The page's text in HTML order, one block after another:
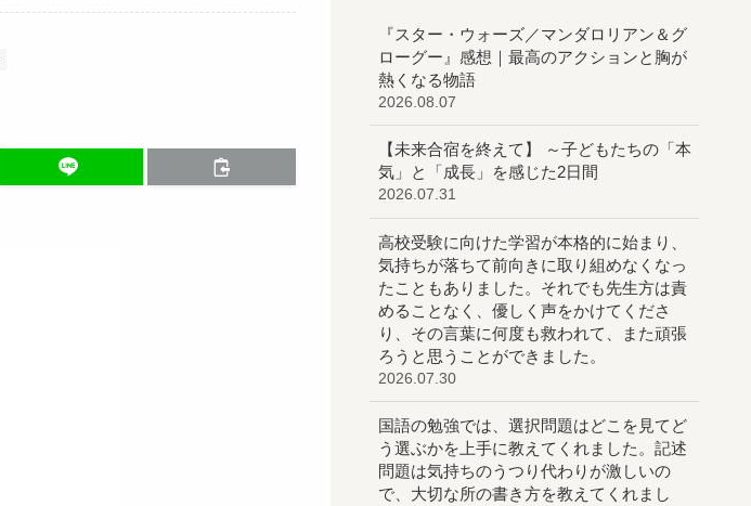
『スター・ウォーズ／マンダロリアン＆グ
ローグー』感想｜最高のアクションと胸が
熱くなる物語
2026.08.07
【未来合宿を終えて】 ～子どもたちの「本
気」と「成長」を感じた2日間
2026.07.31
高校受験に向けた学習が本格的に始まり、
気持ちが落ちて前向きに取り組めなくなっ
たこともありました。それでも先生方は責
めることなく、優しく声をかけてくださ
り、その言葉に何度も救われて、また頑張
ろうと思うことができました。
2026.07.30
国語の勉強では、選択問題はどこを見てど
う選ぶかを上手に教えてくれました。記述
問題は気持ちのうつり代わりが激しいの
で、大切な所の書き方を教えてくれまし